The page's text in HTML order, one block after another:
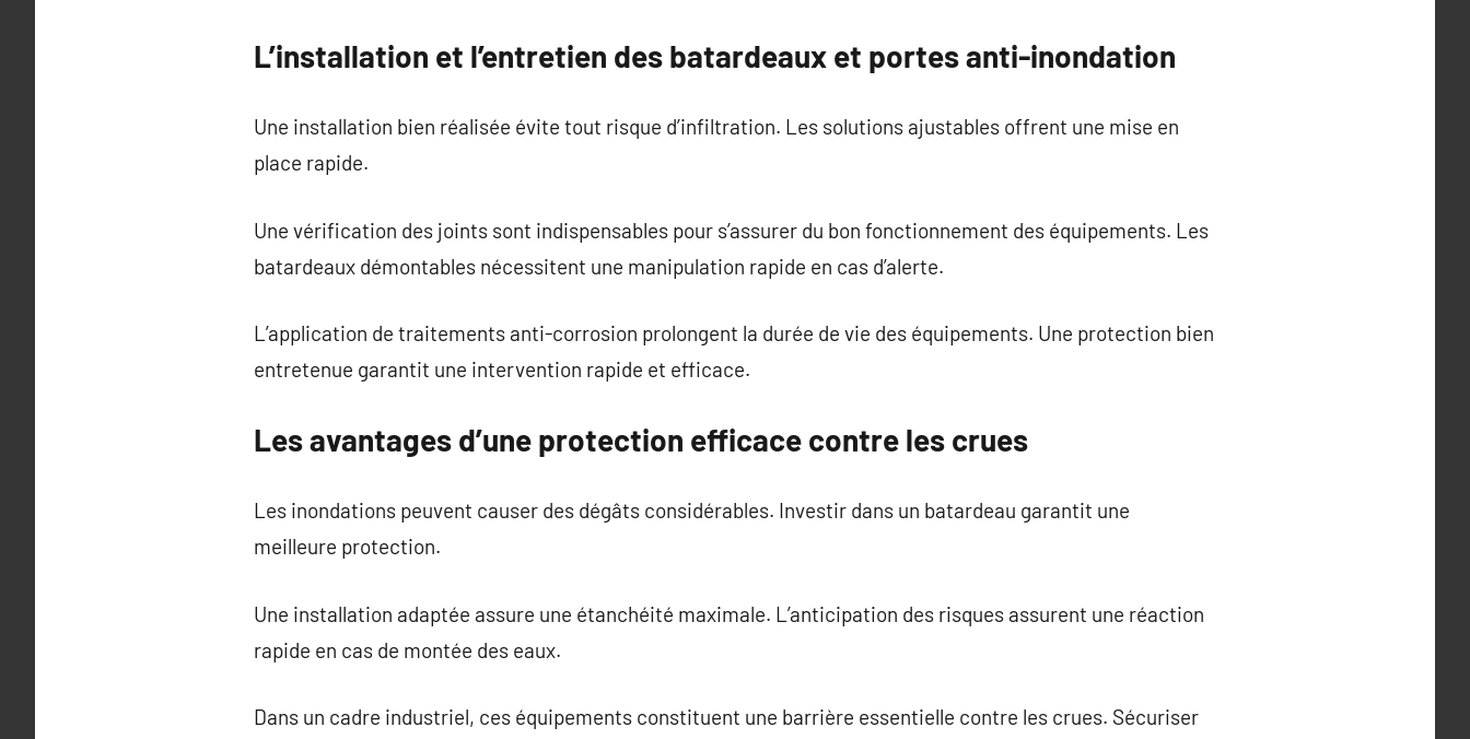
L’installation et l’entretien des batardeaux et portes anti-inondation
Une installation bien réalisée évite tout risque d’infiltration. Les solutions ajustables offrent une mise en
place rapide.
Une vérification des joints sont indispensables pour s’assurer du bon fonctionnement des équipements. Les
batardeaux démontables nécessitent une manipulation rapide en cas d’alerte.
L’application de traitements anti-corrosion prolongent la durée de vie des équipements. Une protection bien
entretenue garantit une intervention rapide et efficace.
Les avantages d’une protection efficace contre les crues
Les inondations peuvent causer des dégâts considérables. Investir dans un batardeau garantit une
meilleure protection.
Une installation adaptée assure une étanchéité maximale. L’anticipation des risques assurent une réaction
rapide en cas de montée des eaux.
Dans un cadre industriel, ces équipements constituent une barrière essentielle contre les crues. Sécuriser